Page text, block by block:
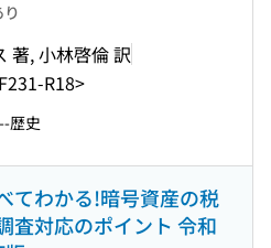
著, 小林啓倫 訳
R18>
--歴史
てわかる!暗号資産の税
査対応のポイント 令和